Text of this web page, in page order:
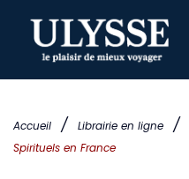
Accueil / Librairie en ligne /
Spirituels en France